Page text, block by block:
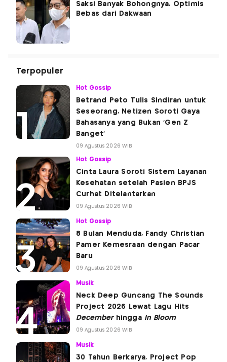
Saksi Banyak Bohongnya, Optimis
Bebas dari Dakwaan
Terpopuler
Hot Gossip
Betrand Peto Tulis Sindiran untuk
Seseorang, Netizen Soroti Gaya
Bahasanya yang Bukan 'Gen Z
Banget'
09 Agustus 2026 WIB
Hot Gossip
Cinta Laura Soroti Sistem Layanan
Kesehatan setelah Pasien BPJS
Curhat Ditelantarkan
09 Agustus 2026 WIB
Hot Gossip
8 Bulan Menduda, Fandy Christian
Pamer Kemesraan dengan Pacar
Baru
09 Agustus 2026 WIB
Musik
Neck Deep Guncang The Sounds
Project 2026 Lewat Lagu Hits
Decemberhingga In Bloom
09 Agustus 2026 WIB
Musik
30 Tahun Berkarya, Project Pop